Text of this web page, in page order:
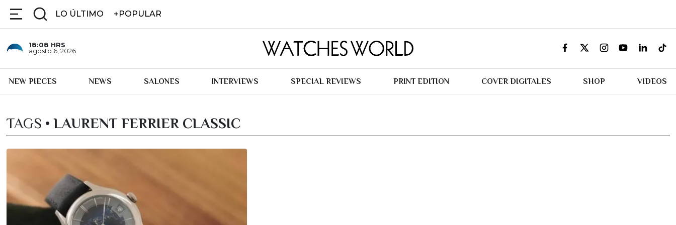
LO ÚLTIMO +POPULAR
18:08 HRS
agosto 6, 2026
NEW PIECES NEWS SALONES INTERVIEWS SPECIAL REVIEWS PRINT EDITION COVER DIGITALES SHOP VIDEOS
TAGS • LAURENT FERRIER CLASSIC